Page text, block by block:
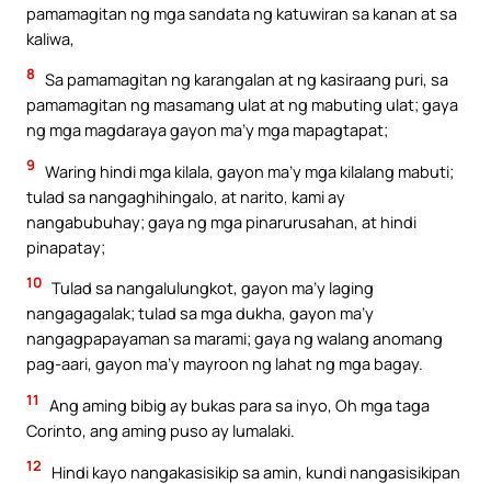
pamamagitan ng mga sandata ng katuwiran sa kanan at sa
kaliwa,
8 Sa pamamagitan ng karangalan at ng kasiraang puri, sa
pamamagitan ng masamang ulat at ng mabuting ulat; gaya
ng mga magdaraya gayon ma’y mga mapagtapat;
9 Waring hindi mga kilala, gayon ma’y mga kilalang mabuti;
tulad sa nangaghihingalo, at narito, kami ay
nangabubuhay; gaya ng mga pinarurusahan, at hindi
pinapatay;
10 Tulad sa nangalulungkot, gayon ma’y laging
nangagagalak; tulad sa mga dukha, gayon ma’y
nangagpapayaman sa marami; gaya ng walang anomang
pag-aari, gayon ma’y mayroon ng lahat ng mga bagay.
11
Ang aming bibig ay bukas para sa inyo, Oh mga taga
Corinto, ang aming puso ay lumalaki.
12
Hindi kayo nangakasisikip sa amin, kundi nangasisikipan